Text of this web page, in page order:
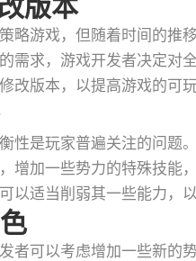
版本
略游戏，但随着时间的推
需求，游戏开发者决定对
改版本，以提高游戏的可玩
性是玩家普遍关注的问题
增加一些势力的特殊技能
以适当削弱其一些能力，
者可以考虑增加一些新的